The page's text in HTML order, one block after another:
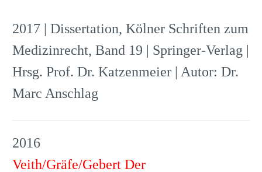
2017 | Dissertation, Kölner Schriften zum
Medizinrecht, Band 19 | Springer-Verlag |
Hrsg. Prof. Dr. Katzenmeier | Autor: Dr.
Marc Anschlag
2016
Veith/Gräfe/Gebert Der